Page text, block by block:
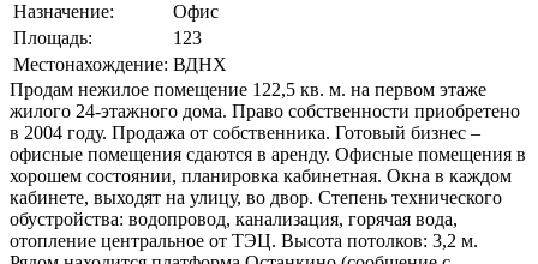
Назначение:
Офис
Площадь:
123
Местонахождение: ВДНХ
Продам нежилое помещение 122,5 кв. м. на первом этаже
жилого 24-этажного дома. Право собственности приобретено
в 2004 году. Продажа от собственника. Готовый бизнес –
офисные помещения сдаются в аренду. Офисные помещения в
хорошем состоянии, планировка кабинетная. Окна в каждом
кабинете, выходят на улицу, во двор. Степень технического
обустройства: водопровод, канализация, горячая вода,
отопление центральное от ТЭЦ. Высота потолков: 3,2 м.